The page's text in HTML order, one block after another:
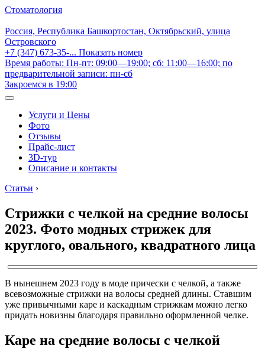
Стоматология
Россия, Республика Башкортостан, Октябрьский, улица
Островского
+7 (347) 673-35-... Показать номер
Время работы: Пн-пт: 09:00—19:00; сб: 11:00—16:00; по
предварительной записи: пн-сб
Закроемся в 19:00
Услуги и Цены
Фото
Отзывы
Прайс-лист
3D-тур
Описание и контакты
Статьи ›
Стрижки с челкой на средние волосы
2023. Фото модных стрижек для
круглого, овального, квадратного лица
В нынешнем 2023 году в моде прически с челкой, а также
всевозможные стрижки на волосы средней длины. Ставшим
уже привычными каре и каскадным стрижкам можно легко
придать новизны благодаря правильно оформленной челке.
Каре на средние волосы с челкой